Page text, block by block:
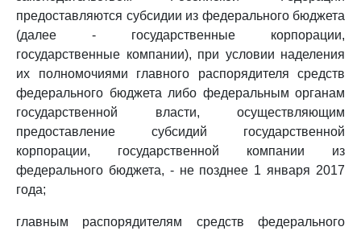
предоставляются субсидии из федерального бюджета
(далее - государственные корпорации,
государственные компании), при условии наделения
их полномочиями главного распорядителя средств
федерального бюджета либо федеральным органам
государственной власти, осуществляющим
предоставление субсидий государственной
корпорации, государственной компании из
федерального бюджета, - не позднее 1 января 2017
года;
главным распорядителям средств федерального